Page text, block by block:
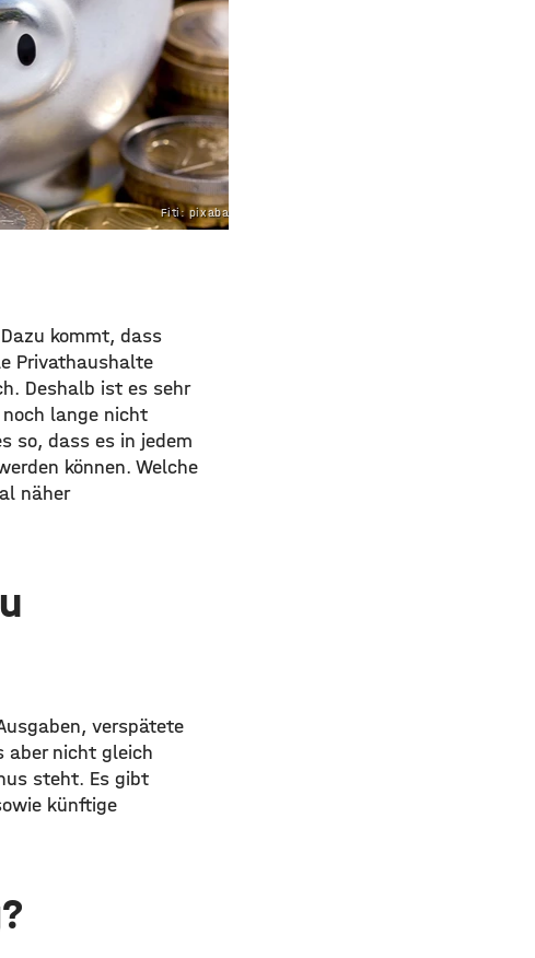
Fiti: pixabay.com
kommt, dass
Privathaushalte
Deshalb ist es sehr
lange nicht
so, dass es in jedem
können. Welche
näher
verspätete
aber nicht gleich
steht. Es gibt
künftige